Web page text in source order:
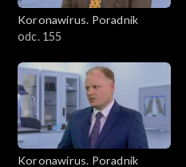
Koronawirus. Poradnik
odc. 155
Koronawirus. Poradnik